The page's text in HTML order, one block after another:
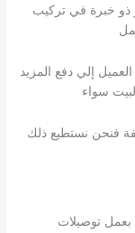
ذو خبرة في تركيب
إلي دفع المزيد
سواء
فنحن نستطيع ذلك
بعمل توصيلات